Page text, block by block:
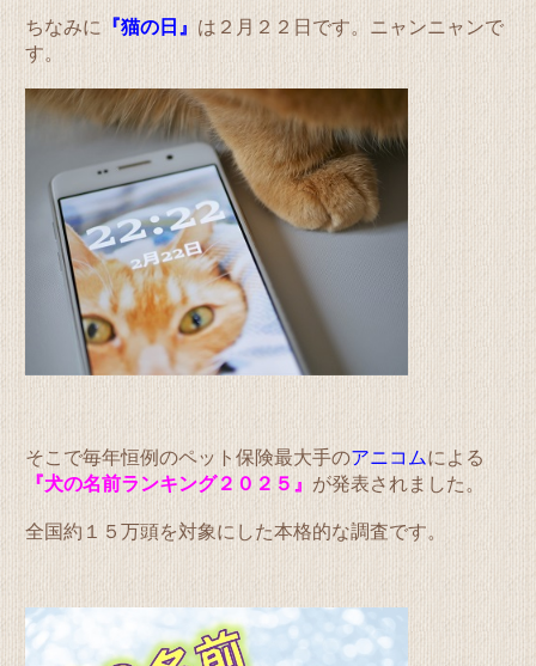
ちなみに 『猫の日』 は２月２２日です。ニャンニャンで
す。
そこで毎年恒例のペット保険最大手のアニコムによる
『犬の名前ランキング２０２５』 が発表されました。
全国約１５万頭を対象にした本格的な調査です。